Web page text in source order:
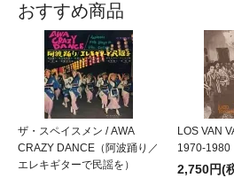
おすすめ商品
ザ・スペイスメン / AWA
CRAZY DANCE（阿波踊り／
エレキギターで民謡を）
LOS VAN
1970-1980
2,750円(